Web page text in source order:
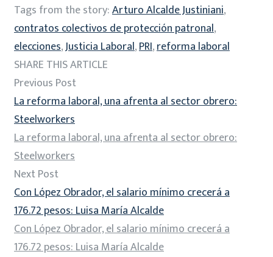
Tags from the story:Arturo Alcalde Justiniani,
contratos colectivos de protección patronal,
elecciones,Justicia Laboral,PRI,reforma laboral
SHARE THIS ARTICLE
Previous Post
La reforma laboral, una afrenta al sector obrero:
Steelworkers
La reforma laboral, una afrenta al sector obrero:
Steelworkers
Next Post
Con López Obrador, el salario mínimo crecerá a
176.72 pesos: Luisa María Alcalde
Con López Obrador, el salario mínimo crecerá a
176.72 pesos: Luisa María Alcalde